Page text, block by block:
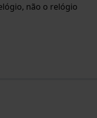
não o relógio